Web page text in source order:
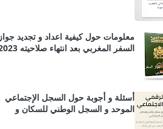
معلومات حول كيفية اعداد و تجديد جواز
السفر المغربي بعد انتهاء صلاحيته 2023
أسئلة و أجوبة حول السجل الإجتماعي
الموحد و السجل الوطني للسكان و